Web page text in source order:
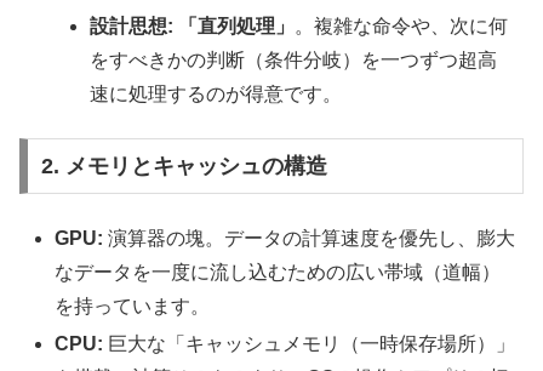
設計思想:
「直列処理」 。複雑な命令や、次に何
をすべきかの判断（条件分岐）を一つずつ超高
速に処理するのが得意です。
2. メモリとキャッシュの構造
GPU: 演算器の塊。データの計算速度を優先し、膨大
なデータを一度に流し込むための広い帯域（道幅）
を持っています。
CPU: 巨大な「キャッシュメモリ（一時保存場所）」